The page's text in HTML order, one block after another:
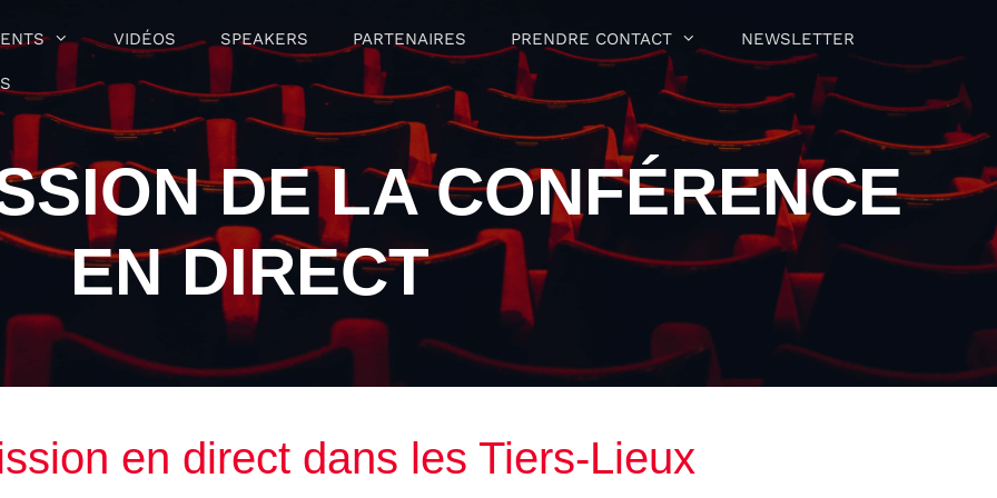
VIDÉOS SPEAKERS PARTENAIRES PRENDRE CONTACT NEWSLETTER
DE LA CONFÉRENCE
EN DIRECT
en direct dans les Tiers-Lieux